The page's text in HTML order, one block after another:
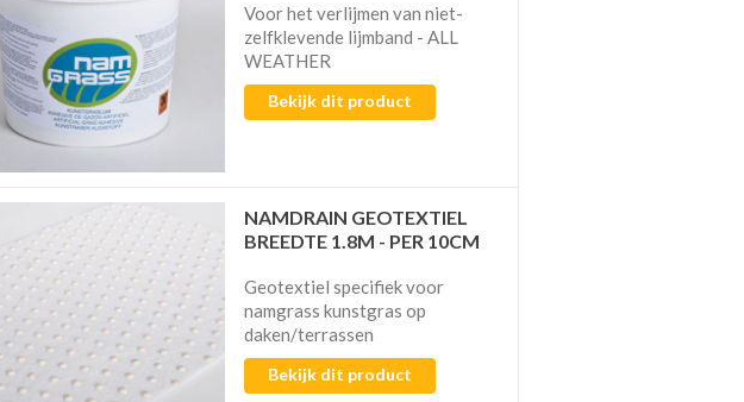
Voor het verlijmen van niet-
zelfklevende lijmband - ALL
WEATHER
Bekijk dit product
NAMDRAIN GEOTEXTIEL
BREEDTE 1.8M - PER 10CM
Geotextiel specifiek voor
namgrass kunstgras op
daken/terrassen
Bekijk dit product